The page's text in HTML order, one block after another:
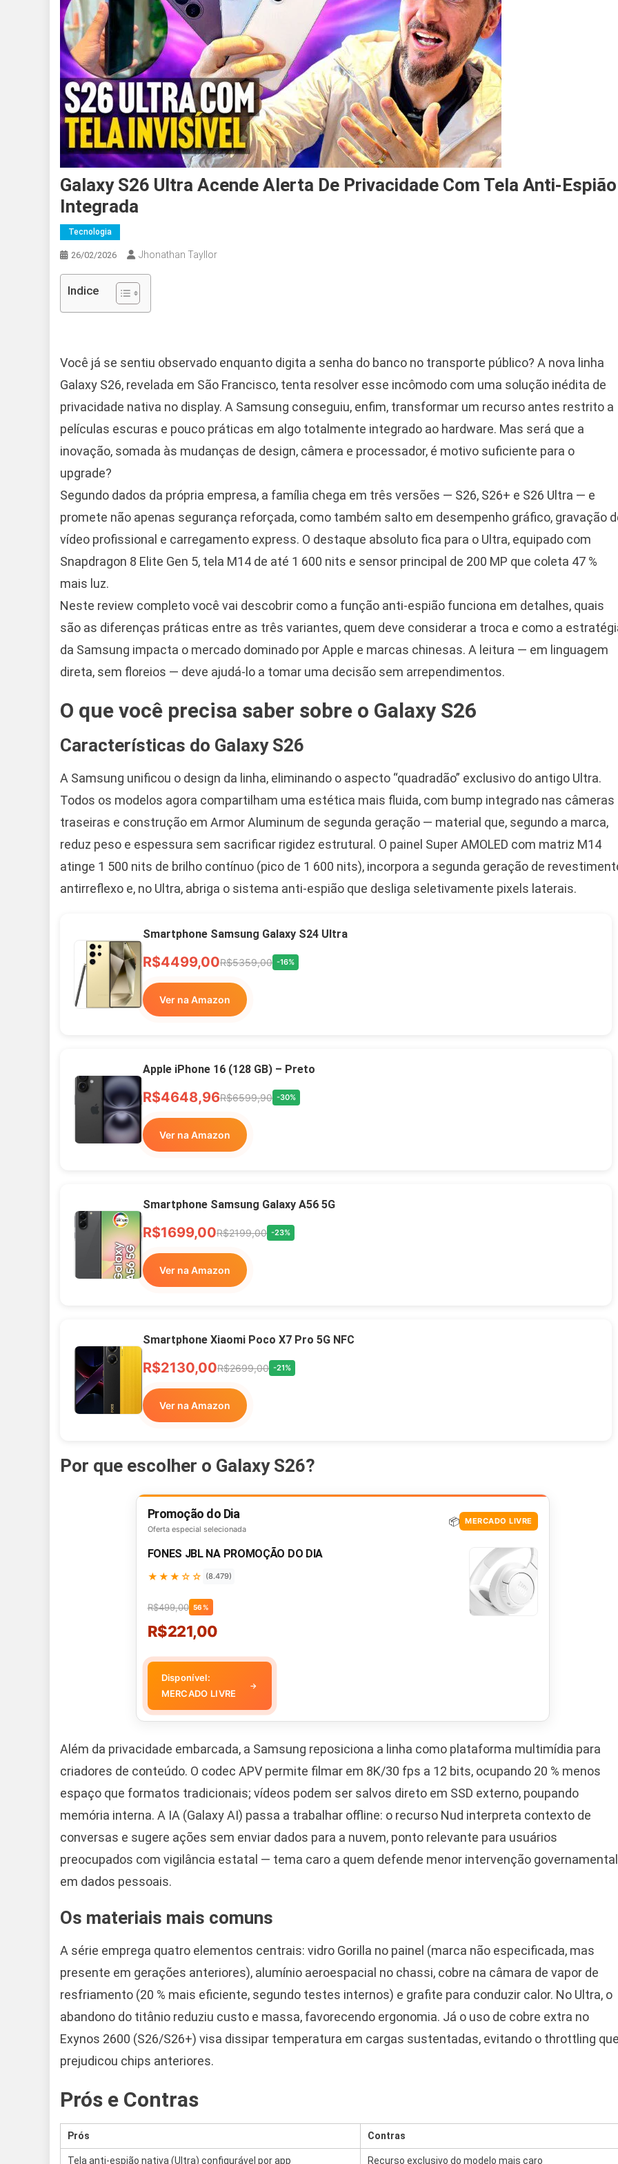
Galaxy S26 Ultra Acende Alerta De Privacidade Com Tela Anti-Espião
Integrada
Tecnologia
26/02/2026 Jhonathan Tayllor
Indice
Você já se sentiu observado enquanto digita a senha do banco no transporte público? A nova linha
Galaxy S26, revelada em São Francisco, tenta resolver esse incômodo com uma solução inédita de
privacidade nativa no display. A Samsung conseguiu, enfim, transformar um recurso antes restrito a
películas escuras e pouco práticas em algo totalmente integrado ao hardware. Mas será que a
inovação, somada às mudanças de design, câmera e processador, é motivo suficiente para o
upgrade?
Segundo dados da própria empresa, a família chega em três versões — S26, S26+ e S26 Ultra — e
promete não apenas segurança reforçada, como também salto em desempenho gráfico, gravação
vídeo profissional e carregamento express. O destaque absoluto fica para o Ultra, equipado com
Snapdragon 8 Elite Gen 5, tela M14 de até 1 600 nits e sensor principal de 200 MP que coleta 47 %
mais luz.
Neste review completo você vai descobrir como a função anti-espião funciona em detalhes, quais
são as diferenças práticas entre as três variantes, quem deve considerar a troca e como a
da Samsung impacta o mercado dominado por Apple e marcas chinesas. A leitura — em linguagem
direta, sem floreios — deve ajudá-lo a tomar uma decisão sem arrependimentos.
O que você precisa saber sobre o Galaxy S26
Características do Galaxy S26
A Samsung unificou o design da linha, eliminando o aspecto “quadradão” exclusivo do antigo Ultra.
Todos os modelos agora compartilham uma estética mais fluida, com bump integrado nas câmeras
traseiras e construção em Armor Aluminum de segunda geração — material que, segundo a marca,
reduz peso e espessura sem sacrificar rigidez estrutural. O painel Super AMOLED com matriz M14
atinge 1 500 nits de brilho contínuo (pico de 1 600 nits), incorpora a segunda geração de
antirreflexo e, no Ultra, abriga o sistema anti-espião que desliga seletivamente pixels laterais.
Smartphone Samsung Galaxy S24 Ultra
R$4499,00R$5359,00 -16%
Ver na Amazon
Apple iPhone 16 (128 GB) – Preto
R$4648,96R$6599,90 -30%
Ver na Amazon
Smartphone Samsung Galaxy A56 5G
R$1699,00R$2199,00 -23%
Ver na Amazon
Smartphone Xiaomi Poco X7 Pro 5G NFC
R$2130,00R$2699,00 -21%
Ver na Amazon
Por que escolher o Galaxy S26?
Promoção do Dia
Oferta especial selecionada
📦 MERCADO LIVRE
FONES JBL NA PROMOÇÃO DO DIA
★★★☆☆ (8.479)
R$499,00 56%
R$221,00
Disponível:
MERCADO LIVRE
→
Além da privacidade embarcada, a Samsung reposiciona a linha como plataforma multimídia para
criadores de conteúdo. O codec APV permite filmar em 8K/30 fps a 12 bits, ocupando 20 % menos
espaço que formatos tradicionais; vídeos podem ser salvos direto em SSD externo, poupando
memória interna. A IA (Galaxy AI) passa a trabalhar offline: o recurso Nud interpreta contexto de
conversas e sugere ações sem enviar dados para a nuvem, ponto relevante para usuários
preocupados com vigilância estatal — tema caro a quem defende menor intervenção governamental
em dados pessoais.
Os materiais mais comuns
A série emprega quatro elementos centrais: vidro Gorilla no painel (marca não especificada, mas
presente em gerações anteriores), alumínio aeroespacial no chassi, cobre na câmara de vapor de
resfriamento (20 % mais eficiente, segundo testes internos) e grafite para conduzir calor. No Ultra, o
abandono do titânio reduziu custo e massa, favorecendo ergonomia. Já o uso de cobre extra no
Exynos 2600 (S26/S26+) visa dissipar temperatura em cargas sustentadas, evitando o throttling que
prejudicou chips anteriores.
Prós e Contras
Prós Contras
Tela anti-espião nativa (Ultra) configurável por app Recurso exclusivo do modelo mais caro